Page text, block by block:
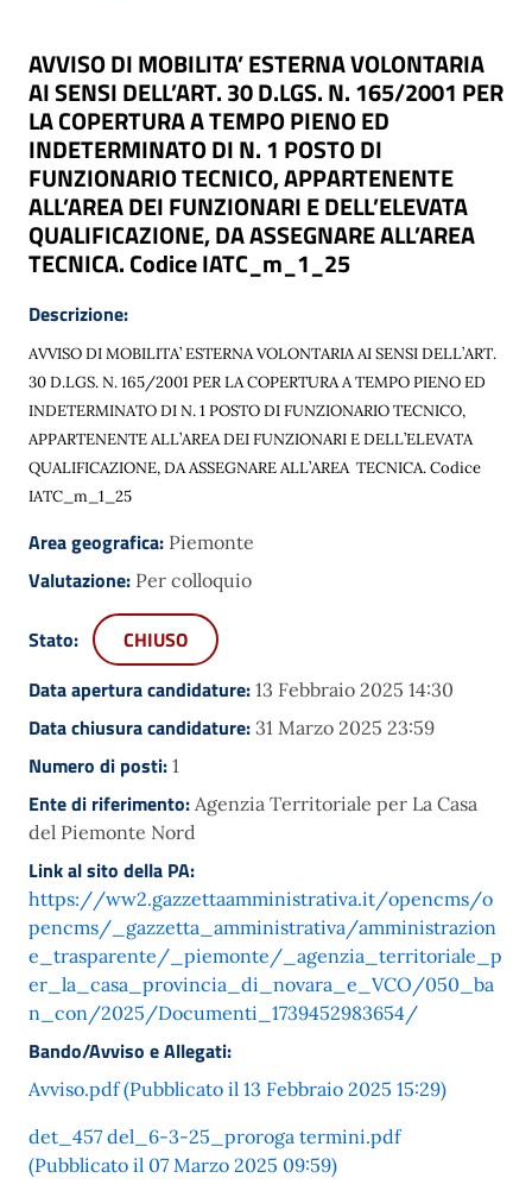
AVVISO DI MOBILITA’ ESTERNA VOLONTARIA
AI SENSI DELL’ART. 30 D.LGS. N. 165/2001 PER
LA COPERTURA A TEMPO PIENO ED
INDETERMINATO DI N. 1 POSTO DI
FUNZIONARIO TECNICO, APPARTENENTE
ALL’AREA DEI FUNZIONARI E DELL’ELEVATA
QUALIFICAZIONE, DA ASSEGNARE ALL’AREA
TECNICA. Codice IATC_m_1_25
Descrizione:
AVVISODIMOBILITA’ESTERNAVOLONTARIAAISENSIDELL’ART.
30D.LGS.N. 165/2001PERLACOPERTURAATEMPOPIENOED
INDETERMINATODIN.1POSTO DI FUNZIONARIO TECNICO,
APPARTENENTE ALL’AREA DEI FUNZIONARI E DELL’ELEVATA
QUALIFICAZIONE, DA ASSEGNARE ALL’AREA TECNICA. Codice
IATC_m_1_25
Area geografica: Piemonte
Valutazione: Per colloquio
Stato:
CHIUSO
Data apertura candidature: 13 Febbraio 2025 14:30
Data chiusura candidature: 31 Marzo 2025 23:59
Numero di posti: 1
Ente di riferimento: Agenzia Territoriale per La Casa
del Piemonte Nord
Link al sito della PA:
https://ww2.gazzettaamministrativa.it/opencms/o
pencms/_gazzetta_amministrativa/amministrazion
e_trasparente/_piemonte/_agenzia_territoriale_p
er_la_casa_provincia_di_novara_e_VCO/050_ba
n_con/2025/Documenti_1739452983654/
Bando/Avviso e Allegati:
Avviso.pdf (Pubblicato il 13 Febbraio 2025 15:29)
det_457 del_6-3-25_proroga termini.pdf
(Pubblicato il 07 Marzo 2025 09:59)